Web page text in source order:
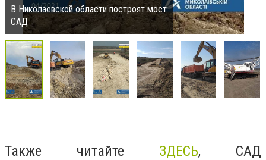
В Николаевской области построят мост
САД
Также читайте ЗДЕСЬ, САД